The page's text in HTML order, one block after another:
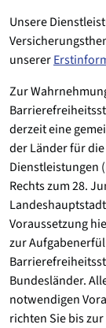
Unsere
unserer
Zur
derzeit eine
der Länder für
Dienstleistungen
Rechts zum 28.
Voraussetzung
zur
Bundesländer.
notwendigen
richten Sie bis